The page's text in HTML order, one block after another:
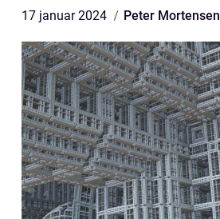
17 januar 2024 Peter Mortensen